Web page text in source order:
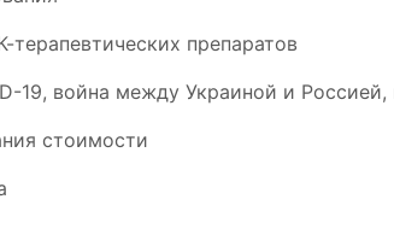
препаратов
19, война между Украиной и
стоимости